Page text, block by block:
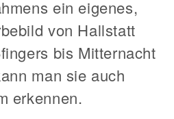
ein eigenes,
von Hallstatt
bis Mitternacht
man sie auch
erkennen.